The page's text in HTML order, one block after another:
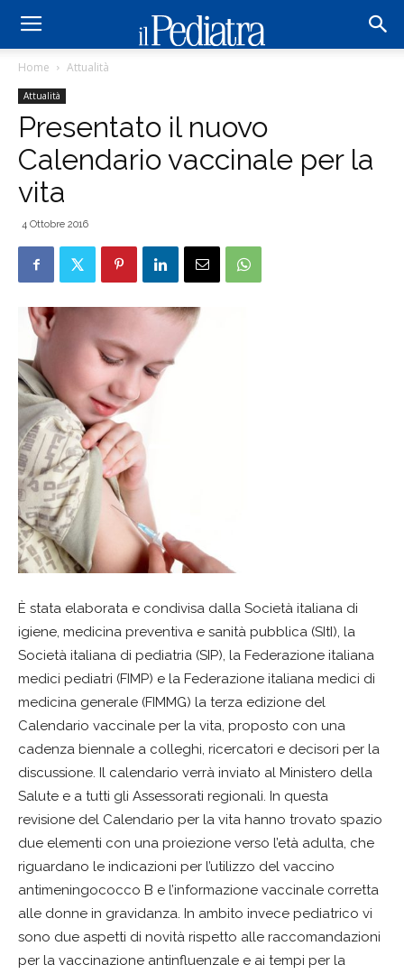
Home Attualità
Attualità
Presentato il nuovo
Calendario vaccinale per la
vita
4 Ottobre 2016
È stata elaborata e condivisa dalla Società italiana di
igiene, medicina preventiva e sanità pubblica (SItI), la
Società italiana di pediatria (SIP), la Federazione italiana
medici pediatri (FIMP) e la Federazione italiana medici di
medicina generale (FIMMG) la terza edizione del
Calendario vaccinale per la vita, proposto con una
cadenza biennale a colleghi, ricercatori e decisori per la
discussione. Il calendario verrà inviato al Ministero della
Salute e a tutti gli Assessorati regionali. In questa
revisione del Calendario per la vita hanno trovato spazio
due elementi con una proiezione verso l’età adulta, che
riguardano le indicazioni per l’utilizzo del vaccino
antimeningococco B e l’informazione vaccinale corretta
alle donne in gravidanza. In ambito invece pediatrico vi
sono due aspetti di novità rispetto alle raccomandazioni
per la vaccinazione antinfluenzale e ai tempi per la